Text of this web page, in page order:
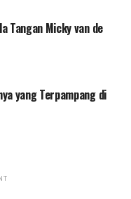
Tangan Micky van de
yang Terpampang di